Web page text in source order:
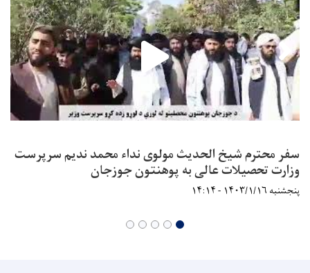
سفر محترم شیخ الحدیث مولوی نداء محمد ندیم سرپرست
وزارت تحصیلات عالی به پوهنتون جوزجان
پنجشنبه ۱۴۰۳/۱/۱۶ - ۱۴:۱۴